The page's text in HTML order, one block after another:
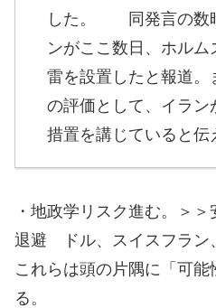
した。 同発言の数
ンがここ数日、ホル
雷を設置したと報道。
の評価として、イラン
措置を講じていると伝
・地政学リスク進む。＞
退避 ドル、スイスフラン
これらは頭の片隅に「可
る。